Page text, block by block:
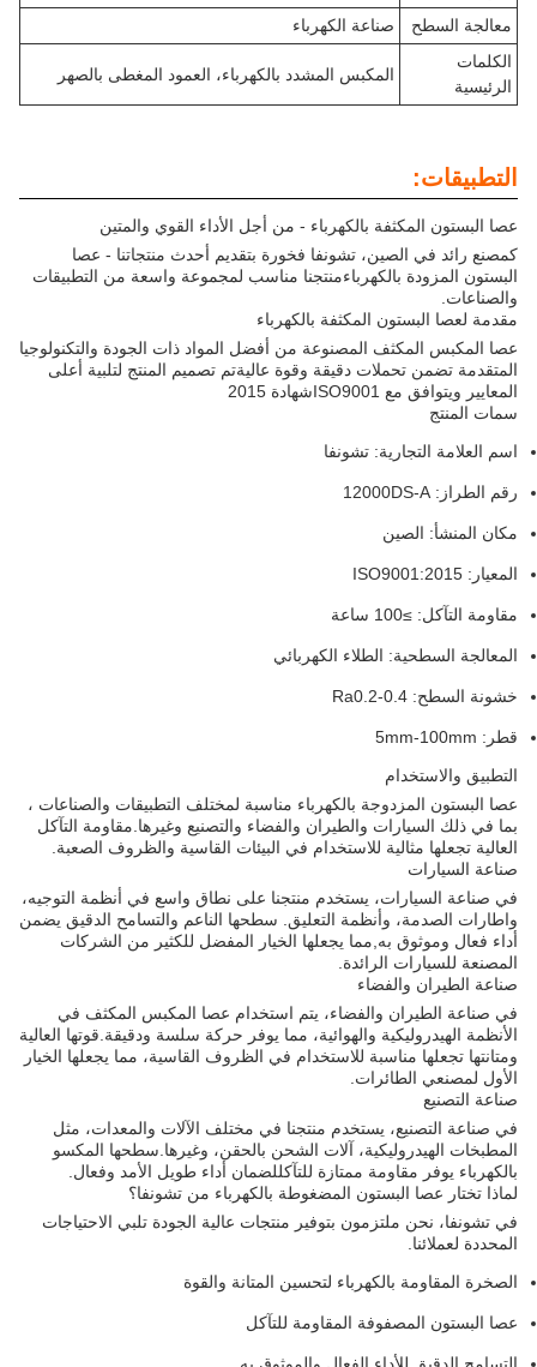
معالجة السطح
صناعة الكهرباء
الكلمات
الرئيسية
المكبس المشدد بالكهرباء، العمود المغطى بالصهر
التطبيقات:
عصا البستون المكثفة بالكهرباء - من أجل الأداء القوي والمتين
كمصنع رائد في الصين، تشونفا فخورة بتقديم أحدث منتجاتنا - عصا
البستون المزودة بالكهرباءمنتجنا مناسب لمجموعة واسعة من التطبيقات
والصناعات.
مقدمة لعصا البستون المكثفة بالكهرباء
عصا المكبس المكثف المصنوعة من أفضل المواد ذات الجودة والتكنولوجيا
المتقدمة تضمن تحملات دقيقة وقوة عاليةتم تصميم المنتج لتلبية أعلى
المعايير ويتوافق مع ISO9001شهادة 2015
سمات المنتج
اسم العلامة التجارية: تشونفا
رقم الطراز: 12000DS-A
مكان المنشأ: الصين
المعيار: ISO9001:2015
مقاومة التآكل: ≥100 ساعة
المعالجة السطحية: الطلاء الكهربائي
خشونة السطح: Ra0.2-0.4
قطر: 5mm-100mm
التطبيق والاستخدام
عصا البستون المزدوجة بالكهرباء مناسبة لمختلف التطبيقات والصناعات ،
بما في ذلك السيارات والطيران والفضاء والتصنيع وغيرها.مقاومة التآكل
العالية تجعلها مثالية للاستخدام في البيئات القاسية والظروف الصعبة.
صناعة السيارات
في صناعة السيارات، يستخدم منتجنا على نطاق واسع في أنظمة التوجيه،
واطارات الصدمة، وأنظمة التعليق. سطحها الناعم والتسامح الدقيق يضمن
أداء فعال وموثوق به,مما يجعلها الخيار المفضل للكثير من الشركات
المصنعة للسيارات الرائدة.
صناعة الطيران والفضاء
في صناعة الطيران والفضاء، يتم استخدام عصا المكبس المكثف في
الأنظمة الهيدروليكية والهوائية، مما يوفر حركة سلسة ودقيقة.قوتها العالية
ومتانتها تجعلها مناسبة للاستخدام في الظروف القاسية، مما يجعلها الخيار
الأول لمصنعي الطائرات.
صناعة التصنيع
في صناعة التصنيع، يستخدم منتجنا في مختلف الآلات والمعدات، مثل
المطبخات الهيدروليكية، آلات الشحن بالحقن، وغيرها.سطحها المكسو
بالكهرباء يوفر مقاومة ممتازة للتآكللضمان أداء طويل الأمد وفعال.
لماذا تختار عصا البستون المضغوطة بالكهرباء من تشونفا؟
في تشونفا، نحن ملتزمون بتوفير منتجات عالية الجودة تلبي الاحتياجات
المحددة لعملائنا.
الصخرة المقاومة بالكهرباء لتحسين المتانة والقوة
عصا البستون المصفوفة المقاومة للتآكل